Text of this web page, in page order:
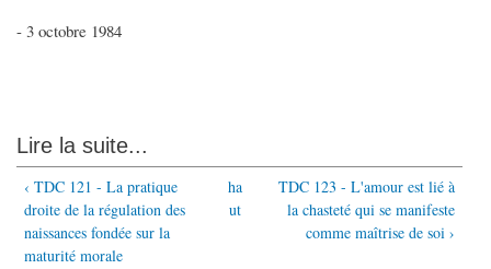
- 3 octobre 1984
Lire la suite...
‹ TDC 121 - La pratique
droite de la régulation des
naissances fondée sur la
maturité morale
ha
ut
TDC 123 - L'amour est lié à
la chasteté qui se manifeste
comme maîtrise de soi ›